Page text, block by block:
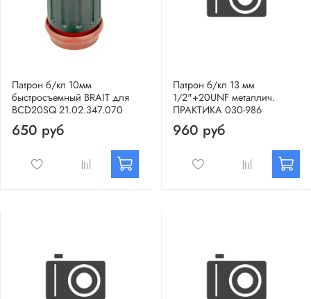
Патрон б/кл 10мм
быстросъемный BRAIT для
BCD20SQ 21.02.347.070
650 руб
Патрон б/кл 13 мм
1/2"+20UNF металлич.
ПРАКТИКА 030-986
960 руб